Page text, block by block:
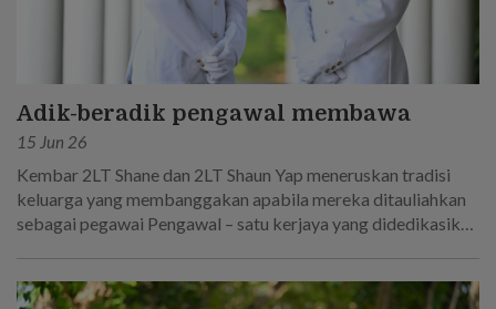
Adik-beradik pengawal membawa
15 Jun 26
Kembar 2LT Shane dan 2LT Shaun Yap meneruskan tradisi
keluarga yang membanggakan apabila mereka ditauliahkan
sebagai pegawai Pengawal – satu kerjaya yang didedikasikan